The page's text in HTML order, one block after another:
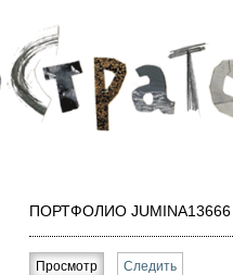
ПОРТФОЛИО JUMINA13666
Главные вкладки
Просмотр (активная вкладка)
Следить